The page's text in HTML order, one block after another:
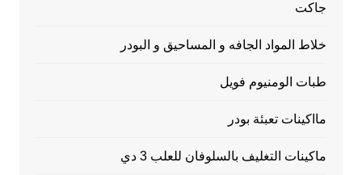
جاكت
خلاط المواد الجافه و المساحيق و البودر
طبات الومنيوم فويل
مااكينات تعبئة بودر
ماكينات التغليف بالسلوفان للعلب 3 دي